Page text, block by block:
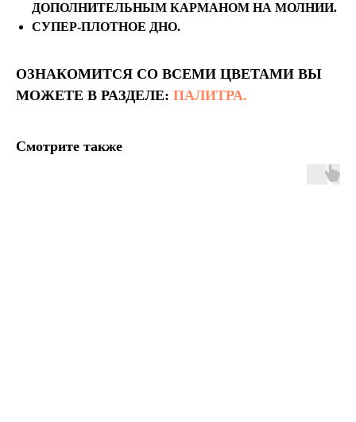
ДОПОЛНИТЕЛЬНЫМ КАРМАНОМ НА МОЛНИИ.
СУПЕР-ПЛОТНОЕ ДНО.
ОЗНАКОМИТСЯ СО ВСЕМИ ЦВЕТАМИ ВЫ
МОЖЕТЕ В РАЗДЕЛЕ: ПАЛИТРА.
Смотрите также